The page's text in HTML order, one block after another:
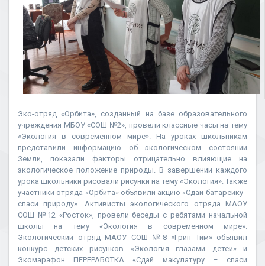
Эко-отряд «Орбита», созданный на базе образовательного
учреждения МБОУ «СОШ №2», провели классные часы на тему
«Экология в современном мире». На уроках школьникам
представили информацию об экологическом состоянии
Земли, показали факторы отрицательно влияющие на
экологическое положение природы. В завершении каждого
урока школьники рисовали рисунки на тему «Экология». Также
участники отряда «Орбита» объявили акцию «Сдай батарейку -
спаси природу». Активисты экологического отряда МАОУ
СОШ №12 «Росток», провели беседы с ребятами начальной
школы на тему «Экология в современном мире».
Экологический отряд МАОУ СОШ №8 «Грин Тим» объявил
конкурс детских рисунков «Экология глазами детей» и
Экомарафон ПЕРЕРАБОТКА «Сдай макулатуру – спаси